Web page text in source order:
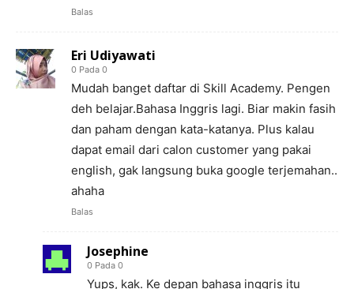
Balas
Eri Udiyawati
0 Pada 0
Mudah banget daftar di Skill Academy. Pengen
deh belajar.Bahasa Inggris lagi. Biar makin fasih
dan paham dengan kata-katanya. Plus kalau
dapat email dari calon customer yang pakai
english, gak langsung buka google terjemahan..
ahaha
Balas
Josephine
0 Pada 0
Yups, kak. Ke depan bahasa inggris itu